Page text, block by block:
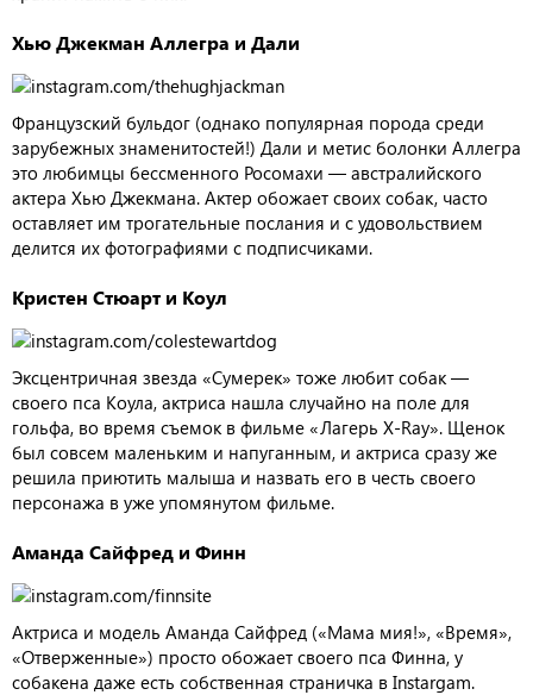
Хью Джекман Аллегра и Дали
Французский бульдог (однако популярная порода среди
зарубежных знаменитостей!) Дали и метис болонки Аллегра
это любимцы бессменного Росомахи — австралийского
актера Хью Джекмана. Актер обожает своих собак, часто
оставляет им трогательные послания и с удовольствием
делится их фотографиями с подписчиками.
Кристен Стюарт и Коул
Эксцентричная звезда «Сумерек» тоже любит собак —
своего пса Коула, актриса нашла случайно на поле для
гольфа, во время съемок в фильме «Лагерь X-Ray». Щенок
был совсем маленьким и напуганным, и актриса сразу же
решила приютить малыша и назвать его в честь своего
персонажа в уже упомянутом фильме.
Аманда Сайфред и Финн
Актриса и модель Аманда Сайфред («Мама мия!», «Время»,
«Отверженные») просто обожает своего пса Финна, у
собакена даже есть собственная страничка в Instargam.